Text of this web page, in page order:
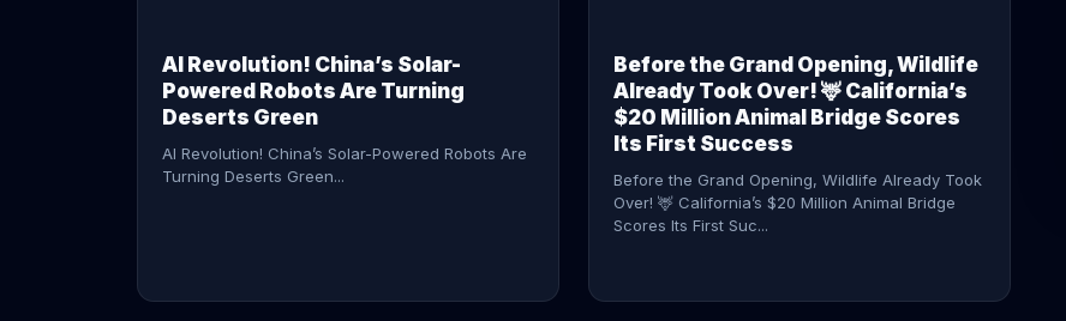
AI Revolution! China’s Solar-
Powered Robots Are Turning
Deserts Green
AI Revolution! China’s Solar-Powered Robots Are
Turning Deserts Green...
Before the Grand Opening, Wildlife
Already Took Over! 🦌 California’s
$20 Million Animal Bridge Scores
Its First Success
Before the Grand Opening, Wildlife Already Took
Over! 🦌 California’s $20 Million Animal Bridge
Scores Its First Suc...